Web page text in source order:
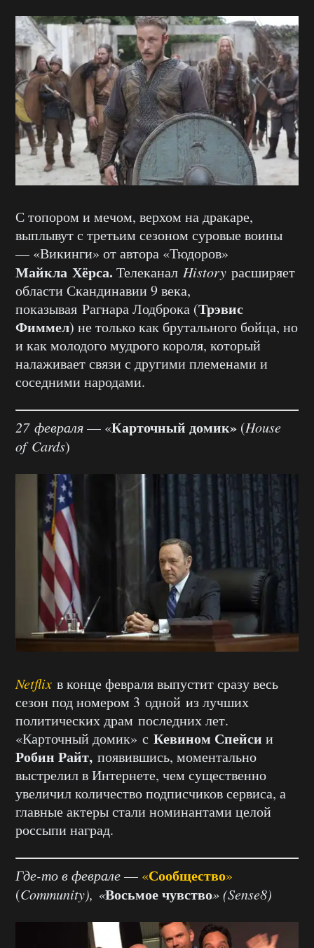
С топором и мечом, верхом на дракаре,
выплывут с третьим сезоном суровые воины
— «Викинги» от автора «Тюдоров»
Майкла Хёрса. Телеканал History расширяет
области Скандинавии 9 века,
показывая Рагнара Лодброка (Трэвис
Фиммел) не только как брутального бойца, но
и как молодого мудрого короля, который
налаживает связи с другими племенами и
соседними народами.
27 февраля— «Карточный домик» (House
of Cards)
Netflix в конце февраля выпустит сразу весь
сезон под номером 3 одной из лучших
политических драм последних лет.
«Карточный домик» с Кевином Спейси и
Робин Райт, появившись, моментально
выстрелил в Интернете, чем существенно
увеличил количество подписчиков сервиса, а
главные актеры стали номинантами целой
россыпи наград.
Где-то в феврале— «Сообщество»
(Community), «Восьмое чувство» (Sense8)